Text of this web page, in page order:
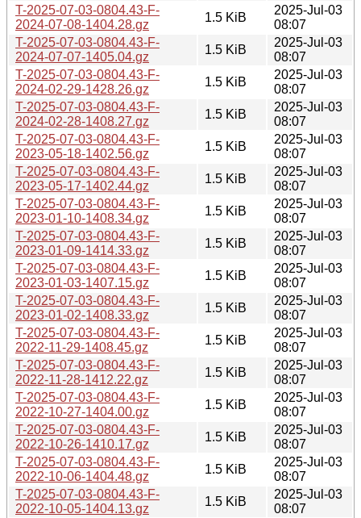
T-2025-07-03-0804.43-F-
2024-07-08-1404.28.gz
1.5 KiB
2025-Jul-03
08:07
T-2025-07-03-0804.43-F-
2024-07-07-1405.04.gz
1.5 KiB
2025-Jul-03
08:07
T-2025-07-03-0804.43-F-
2024-02-29-1428.26.gz
1.5 KiB
2025-Jul-03
08:07
T-2025-07-03-0804.43-F-
2024-02-28-1408.27.gz
1.5 KiB
2025-Jul-03
08:07
T-2025-07-03-0804.43-F-
2023-05-18-1402.56.gz
1.5 KiB
2025-Jul-03
08:07
T-2025-07-03-0804.43-F-
2023-05-17-1402.44.gz
1.5 KiB
2025-Jul-03
08:07
T-2025-07-03-0804.43-F-
2023-01-10-1408.34.gz
1.5 KiB
2025-Jul-03
08:07
T-2025-07-03-0804.43-F-
2023-01-09-1414.33.gz
1.5 KiB
2025-Jul-03
08:07
T-2025-07-03-0804.43-F-
2023-01-03-1407.15.gz
1.5 KiB
2025-Jul-03
08:07
T-2025-07-03-0804.43-F-
2023-01-02-1408.33.gz
1.5 KiB
2025-Jul-03
08:07
T-2025-07-03-0804.43-F-
2022-11-29-1408.45.gz
1.5 KiB
2025-Jul-03
08:07
T-2025-07-03-0804.43-F-
2022-11-28-1412.22.gz
1.5 KiB
2025-Jul-03
08:07
T-2025-07-03-0804.43-F-
2022-10-27-1404.00.gz
1.5 KiB
2025-Jul-03
08:07
T-2025-07-03-0804.43-F-
2022-10-26-1410.17.gz
1.5 KiB
2025-Jul-03
08:07
T-2025-07-03-0804.43-F-
2022-10-06-1404.48.gz
1.5 KiB
2025-Jul-03
08:07
T-2025-07-03-0804.43-F-
2022-10-05-1404.13.gz
1.5 KiB
2025-Jul-03
08:07